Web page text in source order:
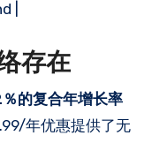
|
存在
的复合年增长率
年优惠提供了无